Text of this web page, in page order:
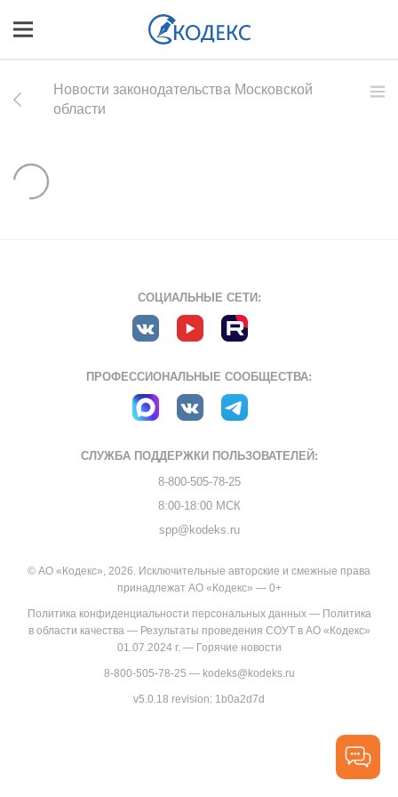
Новости законодательства Московской
области
СОЦИАЛЬНЫЕ СЕТИ:
ПРОФЕССИОНАЛЬНЫЕ СООБЩЕСТВА:
СЛУЖБА ПОДДЕРЖКИ ПОЛЬЗОВАТЕЛЕЙ:
8-800-505-78-25
8:00-18:00 МСК
spp@kodeks.ru
© АО «Кодекс», 2026. Исключительные авторские и смежные права
принадлежат АО «Кодекс» — 0+
Политика конфиденциальности персональных данных— Политика
в области качества— Результаты проведения СОУТ в АО «Кодекс»
01.07.2024 г.— Горячие новости
8-800-505-78-25 — kodeks@kodeks.ru
v5.0.18 revision: 1b0a2d7d